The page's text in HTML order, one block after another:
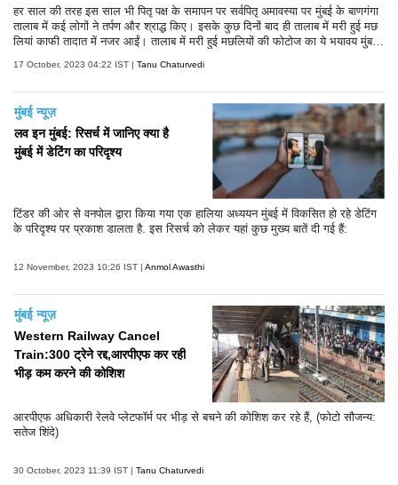
हर साल की तरह इस साल भी पितृ पक्ष के समापन पर सर्वपितृ अमावस्या पर मुंबई के बाणगंगा
तालाब में कई लोगों ने तर्पण और श्राद्ध किए। इसके कुछ दिनों बाद ही तालाब में मरी हुई मछ
लियां काफी तादात में नजर आईं। तालाब में मरी हुई मछलियों की फोटोज का ये भयावय मुंबई
17 October, 2023 04:22 IST | Tanu Chaturvedi
मुंबई न्यूज़
लव इन मुंबई: रिसर्च में जानिए क्या है
मुंबई में डेटिंग का परिदृश्य
टिंडर की ओर से वनपोल द्वारा किया गया एक हालिया अध्ययन मुंबई में विकसित हो रहे डेटिंग
के परिदृश्य पर प्रकाश डालता है. इस रिसर्च को लेकर यहां कुछ मुख्य बातें दी गई हैं:
12 November, 2023 10:26 IST | Anmol Awasthi
मुंबई न्यूज़
Western Railway Cancel
Train:300 ट्रेने रद्द,आरपीएफ कर रही
भीड़ कम करने की कोशिश
आरपीएफ अधिकारी रेलवे प्लेटफॉर्म पर भीड़ से बचने की कोशिश कर रहे हैं, (फोटो सौजन्य:
सतेज शिंदे)
30 October, 2023 11:39 IST | Tanu Chaturvedi